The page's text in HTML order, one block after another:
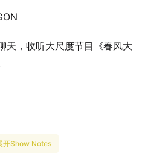
天，收听大尺度节目《春风大
开Show Notes